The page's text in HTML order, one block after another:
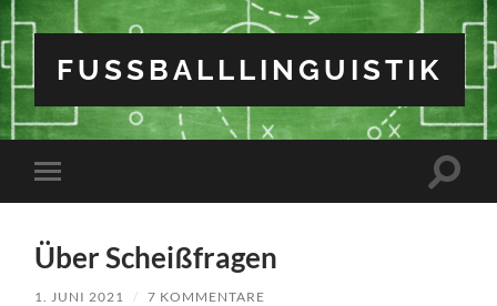
FUSSBALLLINGUISTIK
Mobile-
Menü
Über Scheißfragen
1. JUNI 2021 / 7 KOMMENTARE